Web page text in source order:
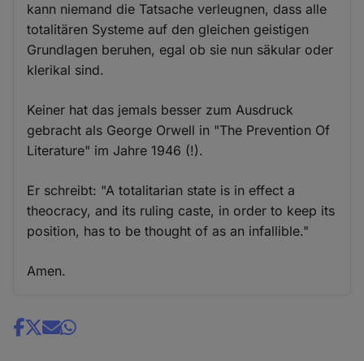
kann niemand die Tatsache verleugnen, dass alle
totalitären Systeme auf den gleichen geistigen
Grundlagen beruhen, egal ob sie nun säkular oder
klerikal sind.
Keiner hat das jemals besser zum Ausdruck
gebracht als George Orwell in "The Prevention Of
Literature" im Jahre 1946 (!).
Er schreibt: "A totalitarian state is in effect a
theocracy, and its ruling caste, in order to keep its
position, has to be thought of as an infallible."
Amen.
Share